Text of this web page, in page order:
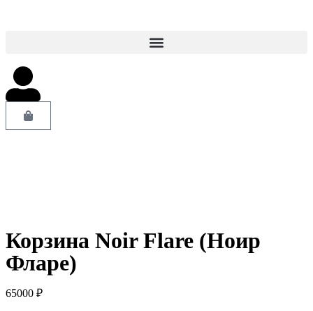
Корзина Noir Flare (Ноир
Фларе)
65000 ₽